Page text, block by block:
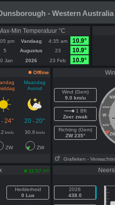
- Western Australia
Min Temperatuur °C
pm Vandaag 4:35 am
10.9°
5 Augustus 23
10.9°
Jan 2026 23 Feb 10.9°
Offline
Maandag
Avond
- 24° 20- 20°
km/u 30.6 km/u
ZW ZW
Wind (Gem)
9.0 km/u
1 Bft
Zeer zwak
Richting (Gem)
ZW 235°
WNW
W
WZW
Grafieken -
11:57 pm
Herlderheid
0 Lux
2026
438.0